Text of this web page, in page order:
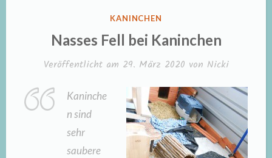
VERÖFFENTLICHT
KANINCHEN
Nasses Fell bei Kaninchen
Veröffentlicht am 29. März 2020 von Nicki
Kaninche
n sind
sehr
saubere